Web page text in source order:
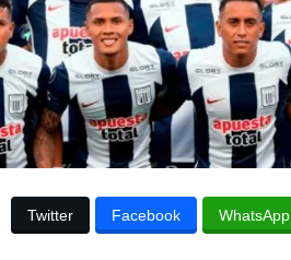
p
u
b
l
i
Twitter Facebook WhatsApp